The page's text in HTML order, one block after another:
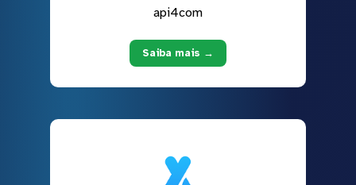
api4com
Saiba mais →